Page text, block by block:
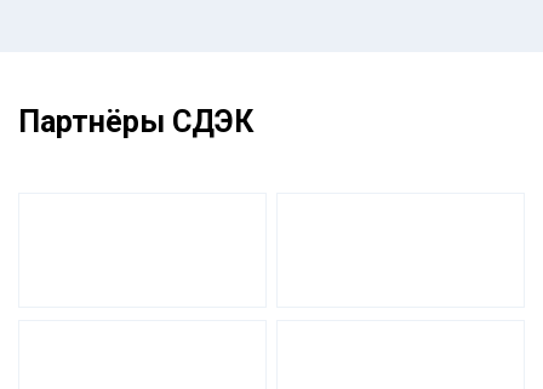
Партнёры СДЭК